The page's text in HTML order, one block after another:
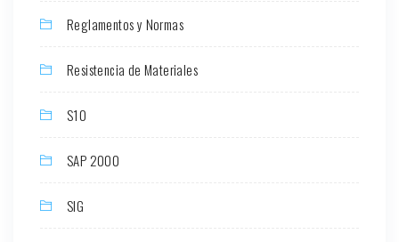
Reglamentos y Normas
Resistencia de Materiales
S10
SAP 2000
SIG